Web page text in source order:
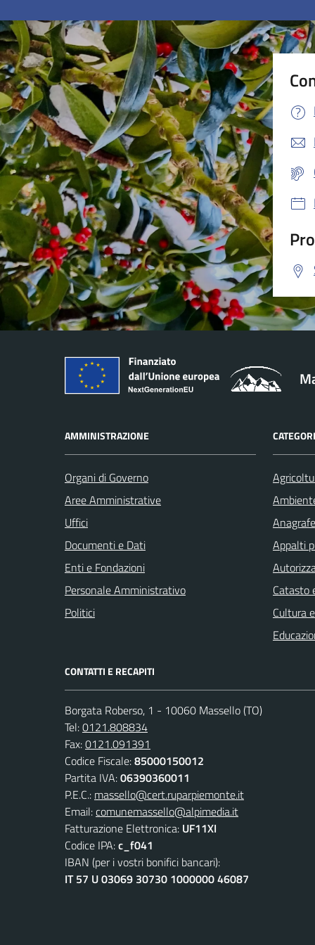
AMMINISTRAZIONE
Organi di Governo
Aree Amministrative
Uffici
Documenti e Dati
Enti e Fondazioni
Personale Amministrativo
Politici
Appalti
Catasto
Cultura
CONTATTI E RECAPITI
Borgata Roberso, 1 - 10060 Massello (TO)
Tel:0121.808834
Fax:0121.091391
Codice Fiscale:85000150012
Partita IVA:06390360011
P.E.C.: massello@cert.ruparpiemonte.it
Email:comunemassello@alpimedia.it
Fatturazione Elettronica: UF11XI
Codice IPA:c_f041
IBAN (per i vostri bonifici bancari):
IT 57 U 03069 30730 1000000 46087